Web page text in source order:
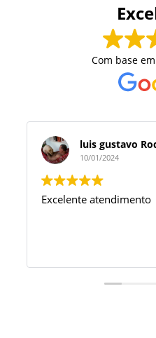
Com base em
luis gustavo
10/01/2024
Excelente atendimento